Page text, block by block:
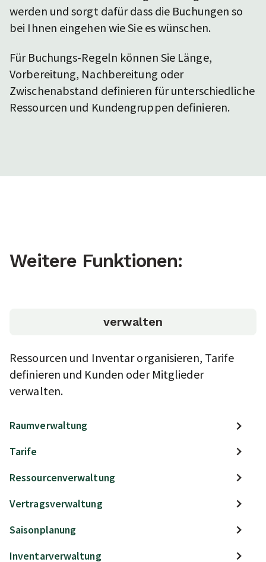
werden und sorgt dafür dass die Buchungen so
bei Ihnen eingehen wie Sie es wünschen.
Für Buchungs-Regeln können Sie Länge,
Vorbereitung, Nachbereitung oder
Zwischenabstand definieren für unterschiedliche
Ressourcen und Kundengruppen definieren.
Weitere Funktionen:
verwalten
Ressourcen und Inventar organisieren, Tarife
definieren und Kunden oder Mitglieder
verwalten.
Raumverwaltung
Tarife
Ressourcenverwaltung
Vertragsverwaltung
Saisonplanung
Inventarverwaltung